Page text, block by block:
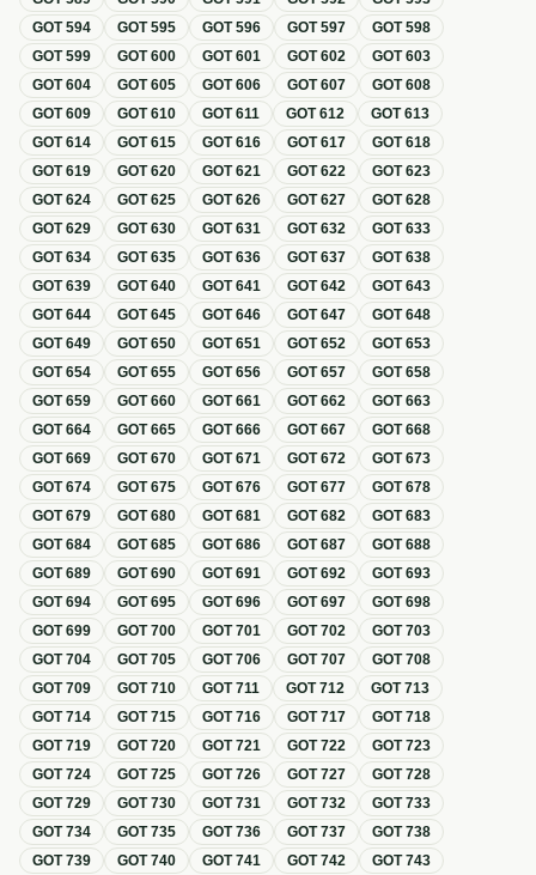
GOT594 GOT595 GOT596 GOT597 GOT598
GOT599 GOT600 GOT601 GOT602 GOT603
GOT604 GOT605 GOT606 GOT607 GOT608
GOT609 GOT610 GOT611 GOT612 GOT613
GOT614 GOT615 GOT616 GOT617 GOT618
GOT619 GOT620 GOT621 GOT622 GOT623
GOT624 GOT625 GOT626 GOT627 GOT628
GOT629 GOT630 GOT631 GOT632 GOT633
GOT634 GOT635 GOT636 GOT637 GOT638
GOT639 GOT640 GOT641 GOT642 GOT643
GOT644 GOT645 GOT646 GOT647 GOT648
GOT649 GOT650 GOT651 GOT652 GOT653
GOT654 GOT655 GOT656 GOT657 GOT658
GOT659 GOT660 GOT661 GOT662 GOT663
GOT664 GOT665 GOT666 GOT667 GOT668
GOT669 GOT670 GOT671 GOT672 GOT673
GOT674 GOT675 GOT676 GOT677 GOT678
GOT679 GOT680 GOT681 GOT682 GOT683
GOT684 GOT685 GOT686 GOT687 GOT688
GOT689 GOT690 GOT691 GOT692 GOT693
GOT694 GOT695 GOT696 GOT697 GOT698
GOT699 GOT700 GOT701 GOT702 GOT703
GOT704 GOT705 GOT706 GOT707 GOT708
GOT709 GOT710 GOT711 GOT712 GOT713
GOT714 GOT715 GOT716 GOT717 GOT718
GOT719 GOT720 GOT721 GOT722 GOT723
GOT724 GOT725 GOT726 GOT727 GOT728
GOT729 GOT730 GOT731 GOT732 GOT733
GOT734 GOT735 GOT736 GOT737 GOT738
GOT739 GOT740 GOT741 GOT742 GOT743